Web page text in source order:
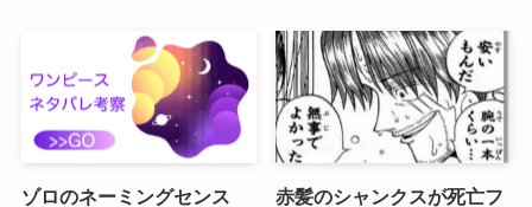
ゾロのネーミングセンス
赤髪のシャンクスが死亡フ